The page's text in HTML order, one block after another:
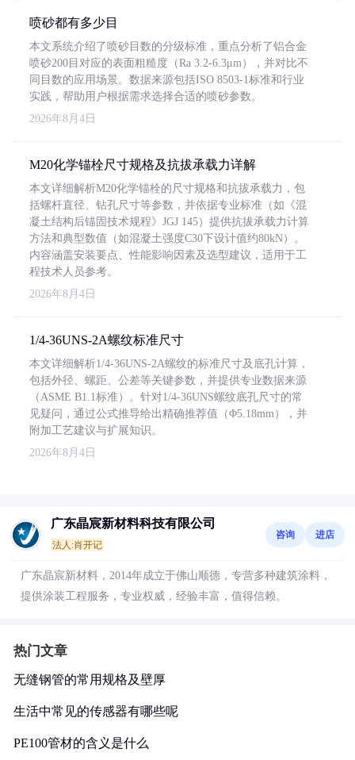
喷砂都有多少目
本文系统介绍了喷砂目数的分级标准，重点分析了铝合金
喷砂200目对应的表面粗糙度（Ra 3.2-6.3μm），并对比不
同目数的应用场景。数据来源包括ISO 8503-1标准和行业
实践，帮助用户根据需求选择合适的喷砂参数。
2026年8月4日
M20化学锚栓尺寸规格及抗拔承载力详解
本文详细解析M20化学锚栓的尺寸规格和抗拔承载力，包
括螺杆直径、钻孔尺寸等参数，并依据专业标准（如《混
凝土结构后锚固技术规程》JGJ 145）提供抗拔承载力计算
方法和典型数值（如混凝土强度C30下设计值约80kN）。
内容涵盖安装要点、性能影响因素及选型建议，适用于工
程技术人员参考。
2026年8月4日
1/4-36UNS-2A螺纹标准尺寸
本文详细解析1/4-36UNS-2A螺纹的标准尺寸及底孔计算，
包括外径、螺距、公差等关键参数，并提供专业数据来源
（ASME B1.1标准）。针对1/4-36UNS螺纹底孔尺寸的常
见疑问，通过公式推导给出精确推荐值（Φ5.18mm），并
附加工艺建议与扩展知识。
2026年8月4日
广东晶宸新材料科技有限公司
法人:肖开记
咨询 进店
广东晶宸新材料，2014年成立于佛山顺德，专营多种建筑涂料，
提供涂装工程服务，专业权威，经验丰富，值得信赖。
热门文章
无缝钢管的常用规格及壁厚
生活中常见的传感器有哪些呢
PE100管材的含义是什么